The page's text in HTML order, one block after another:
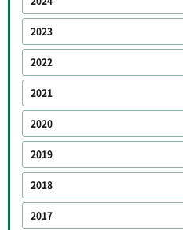
2023
2022
2021
2020
2019
2018
2017